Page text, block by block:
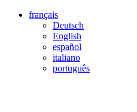
français
Deutsch
English
español
italiano
português